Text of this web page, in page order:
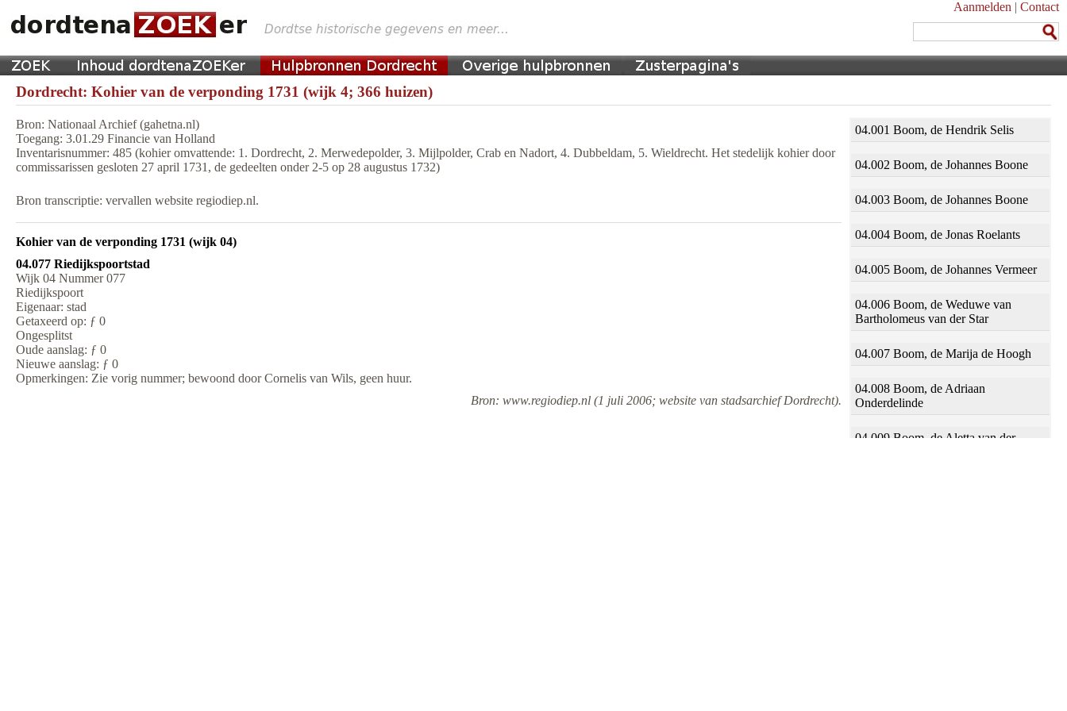
Aanmelden | Contact
Dordrecht: Kohier van de verponding 1731 (wijk 4; 366 huizen)
04.001 Boom, de Hendrik Selis
04.002 Boom, de Johannes Boone
04.003 Boom, de Johannes Boone
04.004 Boom, de Jonas Roelants
04.005 Boom, de Johannes Vermeer
04.006 Boom, de Weduwe van
Bartholomeus van der Star
04.007 Boom, de Marija de Hoogh
04.008 Boom, de Adriaan
Onderdelinde
04.009 Boom, de Aletta van der
Bron: Nationaal Archief (gahetna.nl)
Toegang: 3.01.29 Financie van Holland
Inventarisnummer: 485 (kohier omvattende: 1. Dordrecht, 2. Merwedepolder, 3. Mijlpolder, Crab en Nadort, 4. Dubbeldam, 5. Wieldrecht. Het stedelijk kohier door
commissarissen gesloten 27 april 1731, de gedeelten onder 2-5 op 28 augustus 1732)
Bron transcriptie: vervallen website regiodiep.nl.
Kohier van de verponding 1731 (wijk 04)
04.077 Riedijkspoortstad
Wijk 04 Nummer 077
Riedijkspoort
Eigenaar: stad
Getaxeerd op: ƒ 0
Ongesplitst
Oude aanslag: ƒ 0
Nieuwe aanslag: ƒ 0
Opmerkingen: Zie vorig nummer; bewoond door Cornelis van Wils, geen huur.
Bron: www.regiodiep.nl (1 juli 2006; website van stadsarchief Dordrecht).